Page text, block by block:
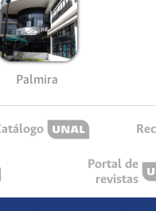
Palmira
Portal de
revistas